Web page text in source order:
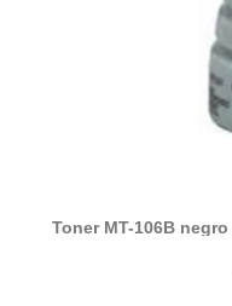
Toner MT-106B